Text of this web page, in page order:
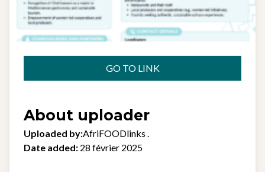
GO TO LINK
About uploader
Uploaded by:AfriFOODlinks .
Date added: 28 février 2025